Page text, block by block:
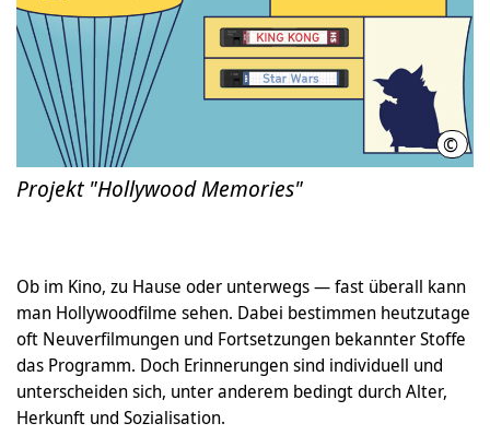
©
Projekt "Hollywood Memories"
Ob im Kino, zu Hause oder unterwegs — fast überall kann
man Hollywoodfilme sehen. Dabei bestimmen heutzutage
oft Neuverfilmungen und Fortsetzungen bekannter Stoffe
das Programm. Doch Erinnerungen sind individuell und
unterscheiden sich, unter anderem bedingt durch Alter,
Herkunft und Sozialisation.